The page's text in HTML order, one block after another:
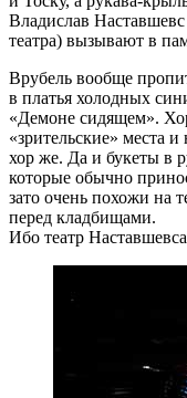
Владислав
театра) вызывают в
Врубель вообще
в платья холодных
«Демоне сидящем».
«зрительские» места
хор же. Да и букеты в
которые обычно
зато очень похожи на
перед кладбищами.
Ибо театр